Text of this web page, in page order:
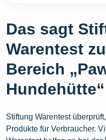
Das sagt
Warentest
Bereich
Hundehütte“
Stiftung Warentest
Produkte für Verbraucher.